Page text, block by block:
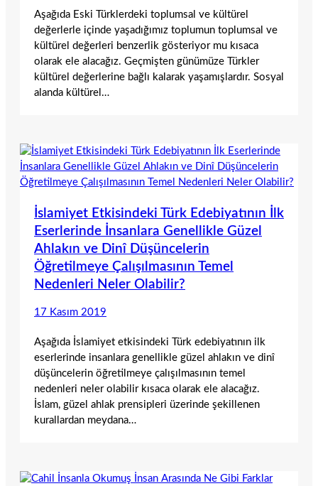
Aşağıda Eski Türklerdeki toplumsal ve kültürel
değerlerle içinde yaşadığımız toplumun toplumsal ve
kültürel değerleri benzerlik gösteriyor mu kısaca
olarak ele alacağız. Geçmişten günümüze Türkler
kültürel değerlerine bağlı kalarak yaşamışlardır. Sosyal
alanda kültürel…
İslamiyet Etkisindeki Türk Edebiyatının İlk
Eserlerinde İnsanlara Genellikle Güzel
Ahlakın ve Dinî Düşüncelerin
Öğretilmeye Çalışılmasının Temel
Nedenleri Neler Olabilir?
17 Kasım 2019
Aşağıda İslamiyet etkisindeki Türk edebiyatının ilk
eserlerinde insanlara genellikle güzel ahlakın ve dinî
düşüncelerin öğretilmeye çalışılmasının temel
nedenleri neler olabilir kısaca olarak ele alacağız.
İslam, güzel ahlak prensipleri üzerinde şekillenen
kurallardan meydana…